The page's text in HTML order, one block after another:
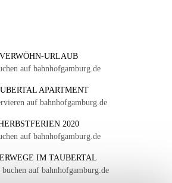
VERWÖHN-URLAUB
auf bahnhofgamburg.de
APARTMENT
auf bahnhofgamburg.de
2020
auf bahnhofgamburg.de
IM TAUBERTAL
auf bahnhofgamburg.de